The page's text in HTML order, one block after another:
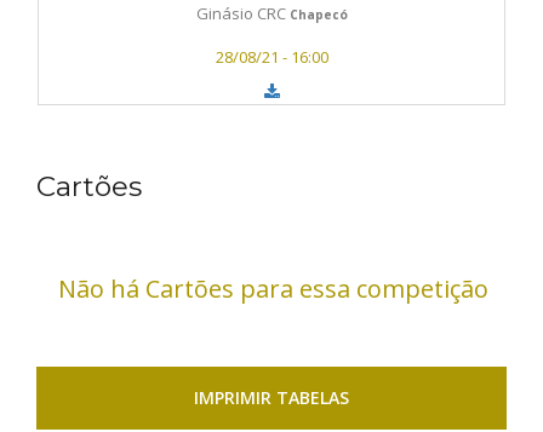
Ginásio CRC Chapecó
28/08/21 - 16:00
Cartões
Não há Cartões para essa competição
IMPRIMIR TABELAS